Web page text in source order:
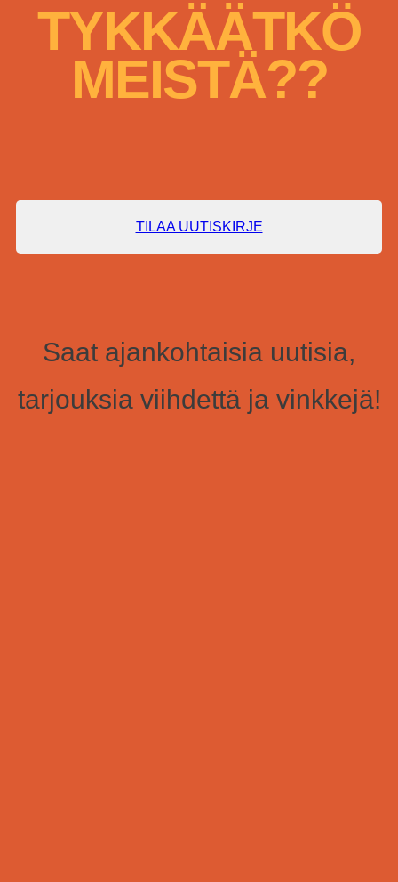
TYKKÄÄTKÖ
MEISTÄ??
TILAA UUTISKIRJE
Saat ajankohtaisia uutisia,
tarjouksia viihdettä ja vinkkejä!